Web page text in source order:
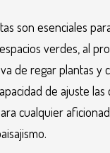
son esenciales
verdes, al
de regar plantas y
de ajuste
cualquier